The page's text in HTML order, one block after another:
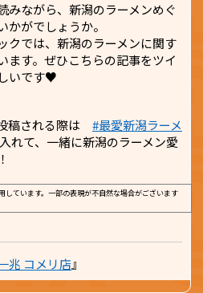
みながら、新潟のラーメンめぐ
かがでしょうか。
クでは、新潟のラーメンに関す
ます。ぜひこちらの記事をツイ
いです♥
稿される際は #最愛新潟ラーメ
れて、一緒に新潟のラーメン愛
しています。一部の表現が不自然な場合がございます
兆 コメリ店』